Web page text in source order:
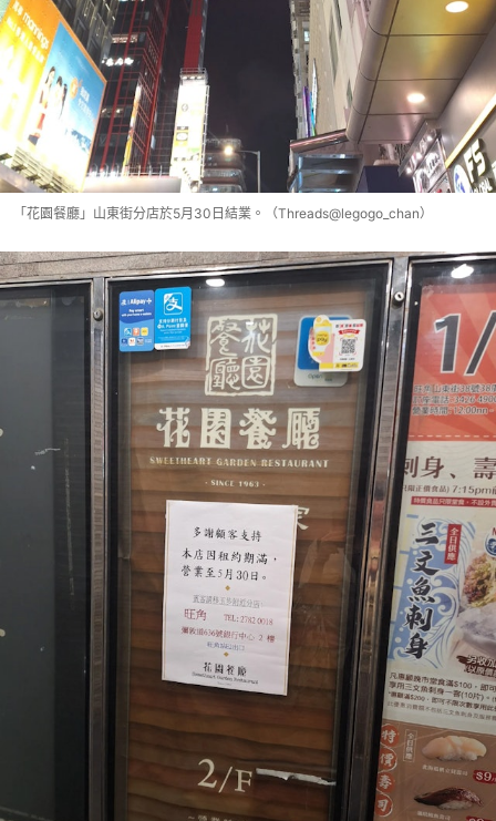
「花園餐廳」山東街分店於5月30日結業。（Threads@legogo_chan）